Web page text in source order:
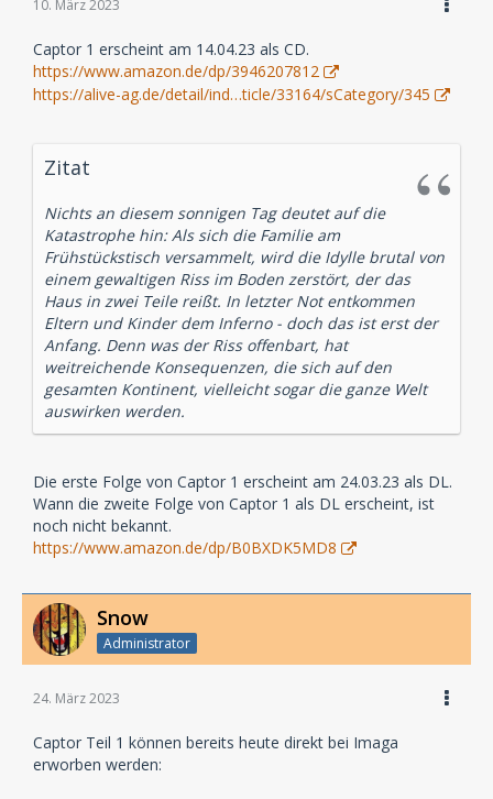
10. März 2023
Captor 1 erscheint am 14.04.23 als CD.
https://www.amazon.de/dp/3946207812
https://alive-ag.de/detail/ind…ticle/33164/sCategory/345
Zitat
Nichts an diesem sonnigen Tag deutet auf die
Katastrophe hin: Als sich die Familie am
Frühstückstisch versammelt, wird die Idylle brutal von
einem gewaltigen Riss im Boden zerstört, der das
Haus in zwei Teile reißt. In letzter Not entkommen
Eltern und Kinder dem Inferno - doch das ist erst der
Anfang. Denn was der Riss offenbart, hat
weitreichende Konsequenzen, die sich auf den
gesamten Kontinent, vielleicht sogar die ganze Welt
auswirken werden.
Die erste Folge von Captor 1 erscheint am 24.03.23 als DL.
Wann die zweite Folge von Captor 1 als DL erscheint, ist
noch nicht bekannt.
https://www.amazon.de/dp/B0BXDK5MD8
Snow
Administrator
24. März 2023
Captor Teil 1 können bereits heute direkt bei Imaga
erworben werden: